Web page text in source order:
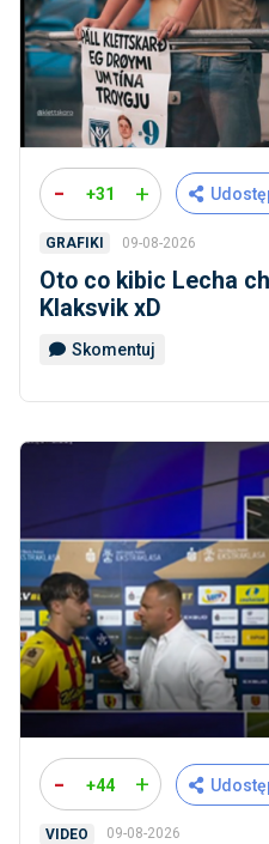
- +31 +
GRAFIKI 09-08-2026
Oto co kibic Lecha
Klaksvik xD
Skomentuj
- +44 +
VIDEO 09-08-2026